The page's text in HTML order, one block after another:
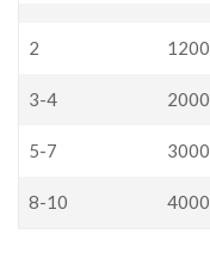
2 1200
3-4 2000
5-7 3000
8-10 4000